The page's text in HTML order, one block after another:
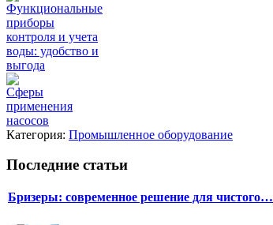
Функциональные
приборы
контроля и учета
воды: удобство и
выгода
Сферы
применения
насосов
Категория: Промышленное оборудование
Последние статьи
Бризеры: современное решение для чистого…